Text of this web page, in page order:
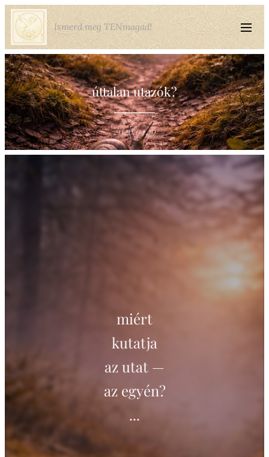
Ismerd meg TENmagad!
úttalan utazók?
2026.04.19
miért
kutatja
az utat —
az egyén?
...